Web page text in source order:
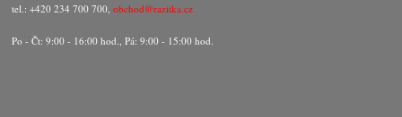
tel.: +420 234 700 700,obchod@razitka.cz
Po - Čt: 9:00 - 16:00 hod., Pá: 9:00 - 15:00 hod.